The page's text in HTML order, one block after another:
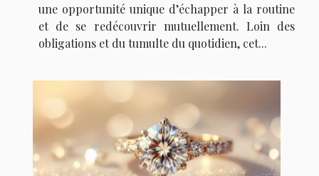
une opportunité unique d’échapper à la routine
et de se redécouvrir mutuellement. Loin des
obligations et du tumulte du quotidien, cet...